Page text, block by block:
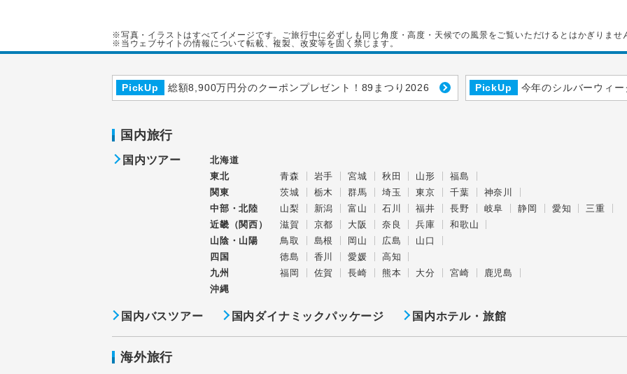
※写真・イラストはすべてイメージです。ご旅行中に必ずしも同じ角度・高度・天候での風景をご覧いただけるとはかぎりませ
※当ウェブサイトの情報について転載、複製、改変等を固く禁じます。
PickUp 総額8,900万円分のクーポンプレゼント！89まつり2026 PickUp 今年のシルバーウィー
国内旅行
国内ツアー
北海道
東北
青森 岩手 宮城 秋田 山形
福島
関東
茨城 栃木 群馬 埼玉 東京 千葉
神奈川
中部・北陸
山梨 新潟 富山 石川 福井 長野 岐阜 静岡 愛知
三重
近畿（関西）
滋賀 京都 大阪 奈良 兵庫
和歌山
山陰・山陽
鳥取 島根 岡山 広島
山口
四国
徳島 香川 愛媛
高知
九州
福岡 佐賀 長崎 熊本 大分 宮崎
鹿児島
沖縄
国内バスツアー 国内ダイナミックパッケージ 国内ホテル・旅館
海外旅行